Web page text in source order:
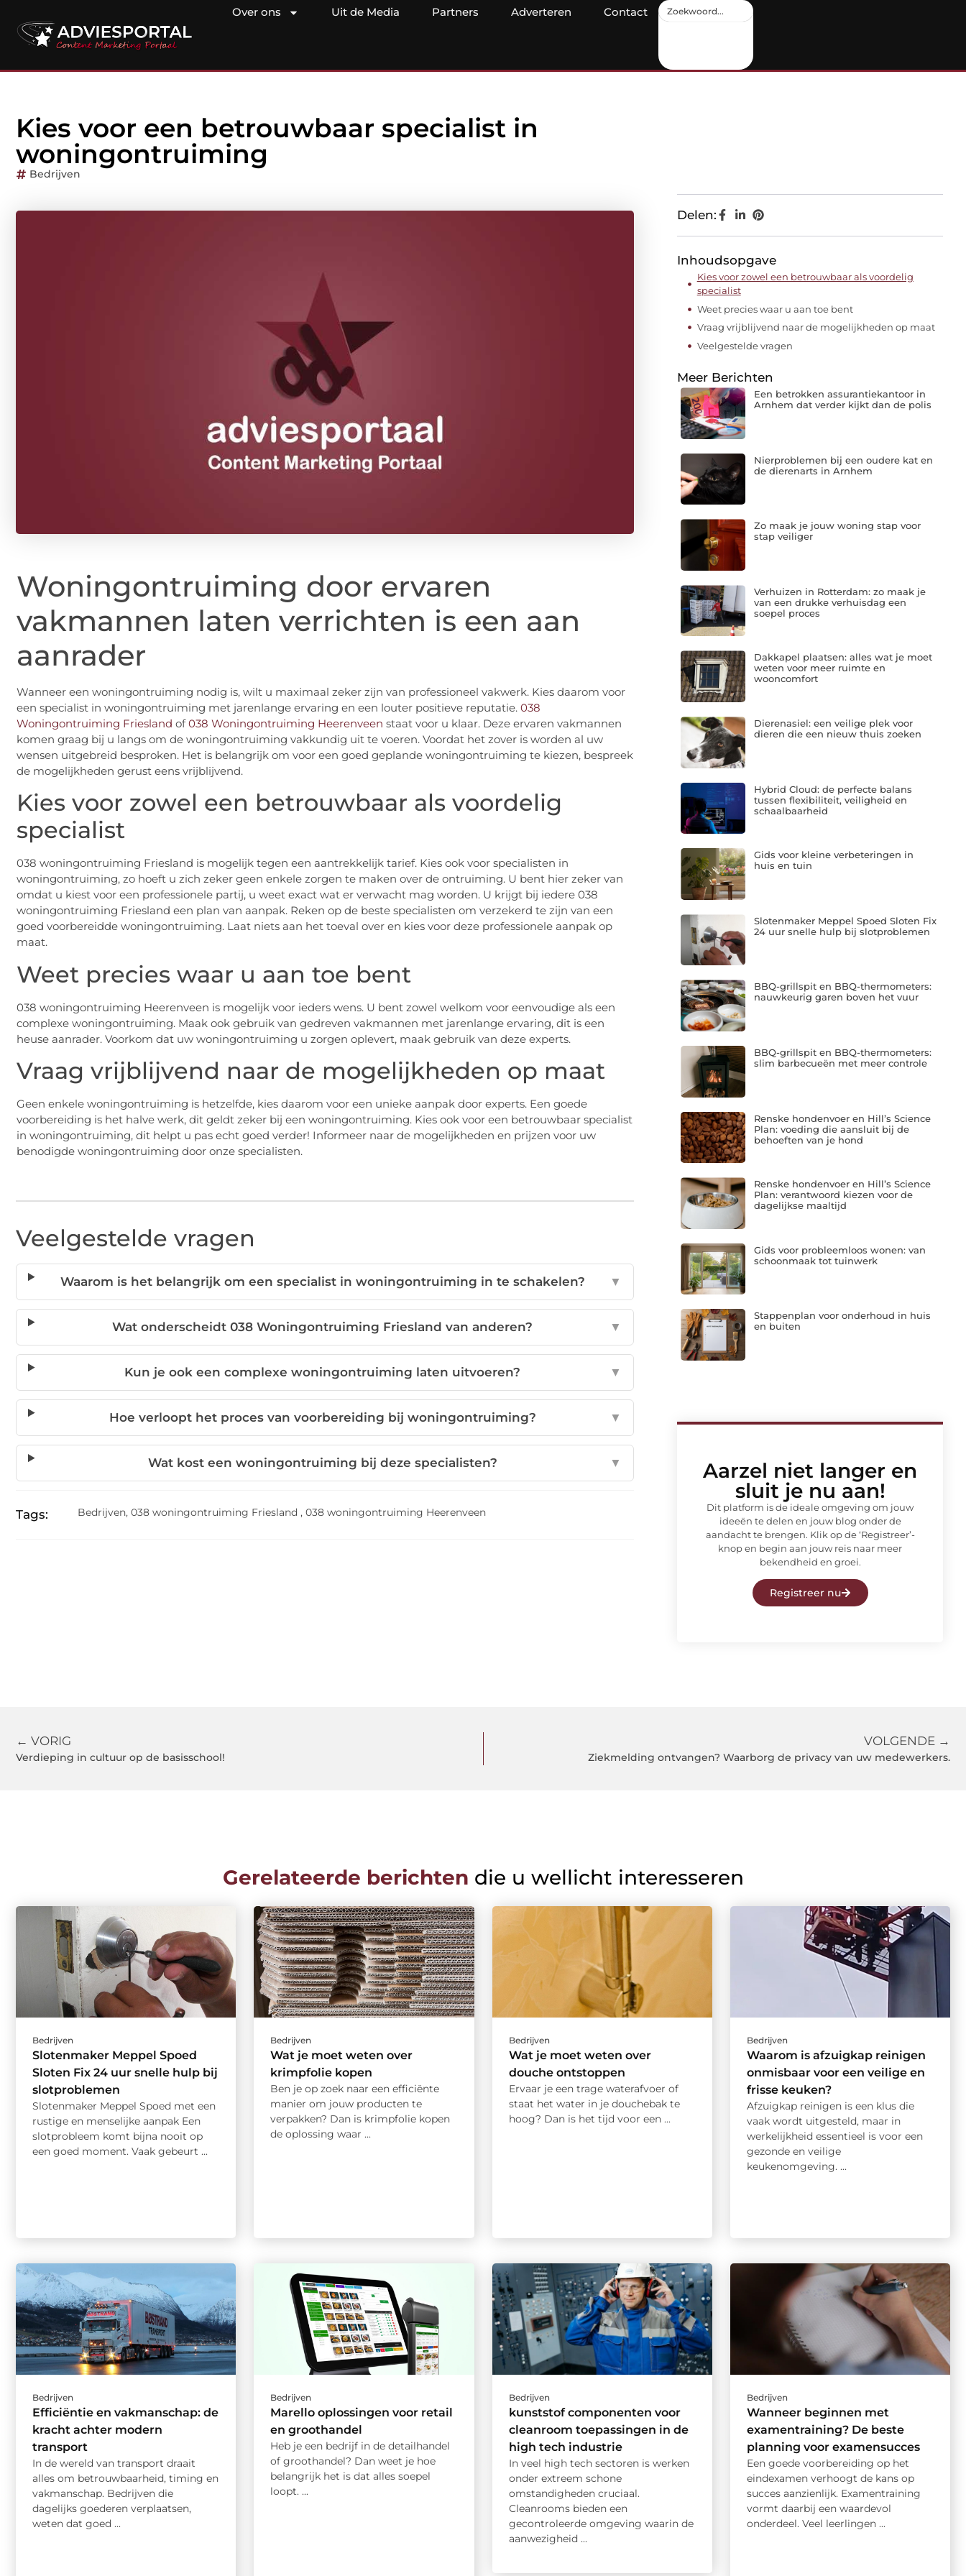
Over ons Uit de Media Partners Adverteren Contact
Kies voor een betrouwbaar specialist in
woningontruiming
Bedrijven
Woningontruiming door ervaren
vakmannen laten verrichten is een aan
aanrader
Wanneer een woningontruiming nodig is, wilt u maximaal zeker zijn van professioneel vakwerk. Kies daarom voor
een specialist in woningontruiming met jarenlange ervaring en een louter positieve reputatie. 038
Woningontruiming Friesland of038 Woningontruiming Heerenveen staat voor u klaar. Deze ervaren vakmannen
komen graag bij u langs om de woningontruiming vakkundig uit te voeren. Voordat het zover is worden al uw
wensen uitgebreid besproken. Het is belangrijk om voor een goed geplande woningontruiming te kiezen, bespreek
de mogelijkheden gerust eens vrijblijvend.
Kies voor zowel een betrouwbaar als voordelig
specialist
038 woningontruiming Friesland is mogelijk tegen een aantrekkelijk tarief. Kies ook voor specialisten in
woningontruiming, zo hoeft u zich zeker geen enkele zorgen te maken over de ontruiming. U bent hier zeker van
omdat u kiest voor een professionele partij, u weet exact wat er verwacht mag worden. U krijgt bij iedere 038
woningontruiming Friesland een plan van aanpak. Reken op de beste specialisten om verzekerd te zijn van een
goed voorbereidde woningontruiming. Laat niets aan het toeval over en kies voor deze professionele aanpak op
maat.
Weet precies waar u aan toe bent
038 woningontruiming Heerenveen is mogelijk voor ieders wens. U bent zowel welkom voor eenvoudige als een
complexe woningontruiming. Maak ook gebruik van gedreven vakmannen met jarenlange ervaring, dit is een
heuse aanrader. Voorkom dat uw woningontruiming u zorgen oplevert, maak gebruik van deze experts.
Vraag vrijblijvend naar de mogelijkheden op maat
Geen enkele woningontruiming is hetzelfde, kies daarom voor een unieke aanpak door experts. Een goede
voorbereiding is het halve werk, dit geldt zeker bij een woningontruiming. Kies ook voor een betrouwbaar specialist
in woningontruiming, dit helpt u pas echt goed verder! Informeer naar de mogelijkheden en prijzen voor uw
benodigde woningontruiming door onze specialisten.
Veelgestelde vragen
Waarom is het belangrijk om een specialist in woningontruiming in te schakelen? ▼
Wat onderscheidt 038 Woningontruiming Friesland van anderen? ▼
Kun je ook een complexe woningontruiming laten uitvoeren? ▼
Hoe verloopt het proces van voorbereiding bij woningontruiming? ▼
Wat kost een woningontruiming bij deze specialisten? ▼
Tags: Bedrijven, 038 woningontruiming Friesland , 038 woningontruiming Heerenveen
Delen:
Inhoudsopgave
Kies voor zowel een betrouwbaar als voordelig
specialist
Weet precies waar u aan toe bent
Vraag vrijblijvend naar de mogelijkheden op maat
Veelgestelde vragen
Meer Berichten
Een betrokken assurantiekantoor in
Arnhem dat verder kijkt dan de polis
Nierproblemen bij een oudere kat en
de dierenarts in Arnhem
Zo maak je jouw woning stap voor
stap veiliger
Verhuizen in Rotterdam: zo maak je
van een drukke verhuisdag een
soepel proces
Dakkapel plaatsen: alles wat je moet
weten voor meer ruimte en
wooncomfort
Dierenasiel: een veilige plek voor
dieren die een nieuw thuis zoeken
Hybrid Cloud: de perfecte balans
tussen flexibiliteit, veiligheid en
schaalbaarheid
Gids voor kleine verbeteringen in
huis en tuin
Slotenmaker Meppel Spoed Sloten Fix
24 uur snelle hulp bij slotproblemen
BBQ-grillspit en BBQ-thermometers:
nauwkeurig garen boven het vuur
BBQ-grillspit en BBQ-thermometers:
slim barbecueën met meer controle
Renske hondenvoer en Hill’s Science
Plan: voeding die aansluit bij de
behoeften van je hond
Renske hondenvoer en Hill’s Science
Plan: verantwoord kiezen voor de
dagelijkse maaltijd
Gids voor probleemloos wonen: van
schoonmaak tot tuinwerk
Stappenplan voor onderhoud in huis
en buiten
Aarzel niet langer en
sluit je nu aan!
Dit platform is de ideale omgeving om jouw
ideeën te delen en jouw blog onder de
aandacht te brengen. Klik op de ‘Registreer’-
knop en begin aan jouw reis naar meer
bekendheid en groei.
Registreer nu
← VORIG
Verdieping in cultuur op de basisschool!
VOLGENDE →
Ziekmelding ontvangen? Waarborg de privacy van uw medewerkers.
Gerelateerde berichten die u wellicht interesseren
Bedrijven
Slotenmaker Meppel Spoed
Sloten Fix 24 uur snelle hulp bij
slotproblemen
Slotenmaker Meppel Spoed met een
rustige en menselijke aanpak Een
slotprobleem komt bijna nooit op
een goed moment. Vaak gebeurt ...
Bedrijven
Wat je moet weten over
krimpfolie kopen
Ben je op zoek naar een efficiënte
manier om jouw producten te
verpakken? Dan is krimpfolie kopen
de oplossing waar ...
Bedrijven
Wat je moet weten over
douche ontstoppen
Ervaar je een trage waterafvoer of
staat het water in je douchebak te
hoog? Dan is het tijd voor een ...
Bedrijven
Waarom is afzuigkap reinigen
onmisbaar voor een veilige en
frisse keuken?
Afzuigkap reinigen is een klus die
vaak wordt uitgesteld, maar in
werkelijkheid essentieel is voor een
gezonde en veilige
keukenomgeving. ...
Bedrijven
Efficiëntie en vakmanschap: de
kracht achter modern
transport
In de wereld van transport draait
alles om betrouwbaarheid, timing en
vakmanschap. Bedrijven die
dagelijks goederen verplaatsen,
weten dat goed ...
Bedrijven
Marello oplossingen voor retail
en groothandel
Heb je een bedrijf in de detailhandel
of groothandel? Dan weet je hoe
belangrijk het is dat alles soepel
loopt. ...
Bedrijven
kunststof componenten voor
cleanroom toepassingen in de
high tech industrie
In veel high tech sectoren is werken
onder extreem schone
omstandigheden cruciaal.
Cleanrooms bieden een
gecontroleerde omgeving waarin de
aanwezigheid ...
Bedrijven
Wanneer beginnen met
examentraining? De beste
planning voor examensucces
Een goede voorbereiding op het
eindexamen verhoogt de kans op
succes aanzienlijk. Examentraining
vormt daarbij een waardevol
onderdeel. Veel leerlingen ...